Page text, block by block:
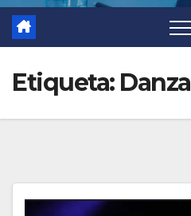
Etiqueta: Danza